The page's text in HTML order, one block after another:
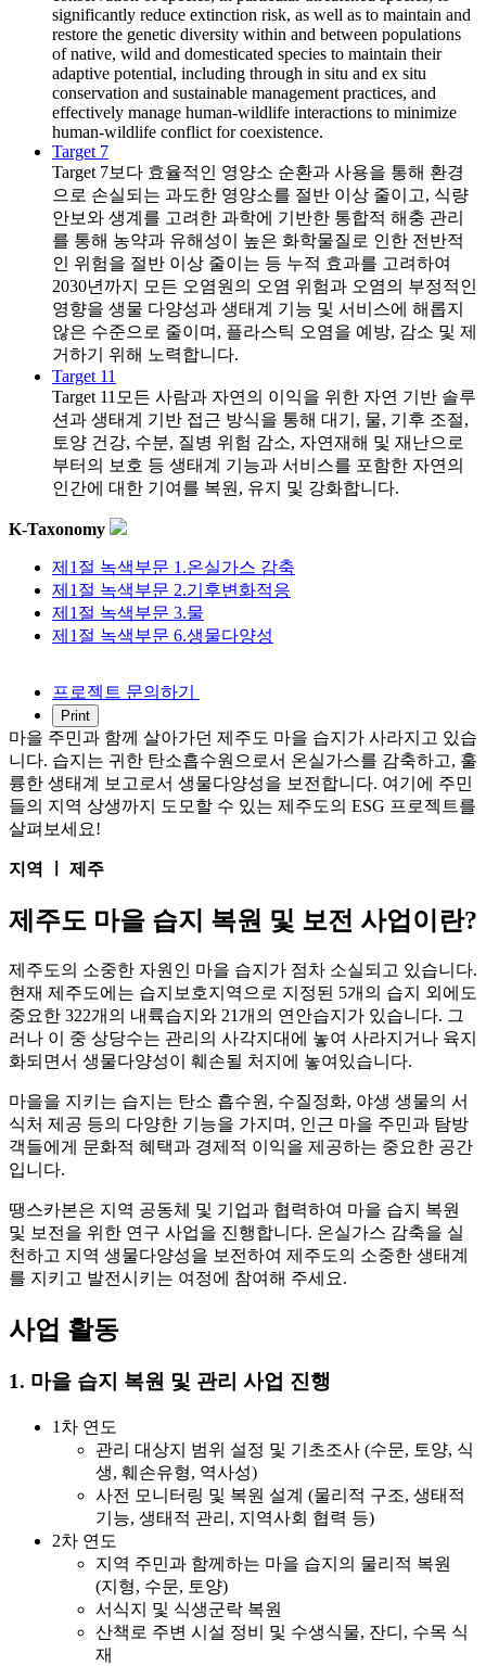
significantly reduce extinction risk, as well as to maintain and
restore the genetic diversity within and between populations
of native, wild and domesticated species to maintain their
adaptive potential, including through in situ and ex situ
conservation and sustainable management practices, and
effectively manage human-wildlife interactions to minimize
human-wildlife conflict for coexistence.
Target 7
Target 7보다 효율적인 영양소 순환과 사용을 통해 환경
으로 손실되는 과도한 영양소를 절반 이상 줄이고, 식량
안보와 생계를 고려한 과학에 기반한 통합적 해충 관리
를 통해 농약과 유해성이 높은 화학물질로 인한 전반적
인 위험을 절반 이상 줄이는 등 누적 효과를 고려하여
2030년까지 모든 오염원의 오염 위험과 오염의 부정적인
영향을 생물 다양성과 생태계 기능 및 서비스에 해롭지
않은 수준으로 줄이며, 플라스틱 오염을 예방, 감소 및 제
거하기 위해 노력합니다.
Target 11
Target 11 모든 사람과 자연의 이익을 위한 자연 기반 솔루
션과 생태계 기반 접근 방식을 통해 대기, 물, 기후 조절,
토양 건강, 수분, 질병 위험 감소, 자연재해 및 재난으로
부터의 보호 등 생태계 기능과 서비스를 포함한 자연의
인간에 대한 기여를 복원, 유지 및 강화합니다.
K-Taxonomy
제1절 녹색부문 1.온실가스 감축
제1절 녹색부문 2.기후변화적응
제1절 녹색부문 3.물
제1절 녹색부문 6.생물다양성
프로젝트 문의하기
마을 주민과 함께 살아가던 제주도 마을 습지가 사라지고 있습
니다. 습지는 귀한 탄소흡수원으로서 온실가스를 감축하고, 훌
륭한 생태계 보고로서 생물다양성을 보전합니다. 여기에 주민
들의 지역 상생까지 도모할 수 있는 제주도의 ESG 프로젝트를
살펴보세요!
지역 ㅣ 제주
제주도 마을 습지 복원 및 보전 사업이란?
제주도의 소중한 자원인 마을 습지가 점차 소실되고 있습니다.
현재 제주도에는 습지보호지역으로 지정된 5개의 습지 외에도
중요한 322개의 내륙습지와 21개의 연안습지가 있습니다. 그
러나 이 중 상당수는 관리의 사각지대에 놓여 사라지거나 육지
화되면서 생물다양성이 훼손될 처지에 놓여있습니다.
마을을 지키는 습지는 탄소 흡수원, 수질정화, 야생 생물의 서
식처 제공 등의 다양한 기능을 가지며, 인근 마을 주민과 탐방
객들에게 문화적 혜택과 경제적 이익을 제공하는 중요한 공간
입니다.
땡스카본은 지역 공동체 및 기업과 협력하여 마을 습지 복원
및 보전을 위한 연구 사업을 진행합니다. 온실가스 감축을 실
천하고 지역 생물다양성을 보전하여 제주도의 소중한 생태계
를 지키고 발전시키는 여정에 참여해 주세요.
사업 활동
1. 마을 습지 복원 및 관리 사업 진행
1차 연도
관리 대상지 범위 설정 및 기초조사 (수문, 토양, 식
생, 훼손유형, 역사성)
사전 모니터링 및 복원 설계 (물리적 구조, 생태적
기능, 생태적 관리, 지역사회 협력 등)
2차 연도
지역 주민과 함께하는 마을 습지의 물리적 복원
(지형, 수문, 토양)
서식지 및 식생군락 복원
산책로 주변 시설 정비 및 수생식물, 잔디, 수목 식
재